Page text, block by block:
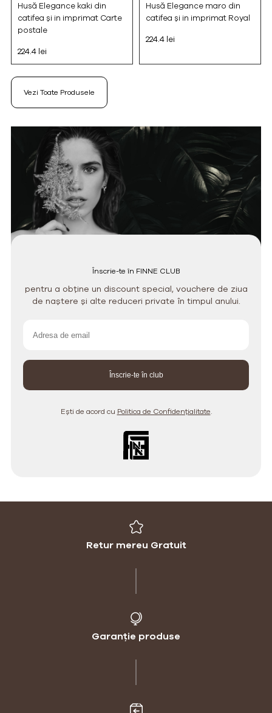
Husă Elegance kaki din
catifea și in imprimat Carte
postale
224.4 lei
Husă Elegance maro din
catifea și in imprimat Royal
224.4 lei
Vezi Toate Produsele
Înscrie-te în FINNE CLUB
pentru a obține un discount special, vouchere de ziua
de naștere și alte reduceri private în timpul anului.
Ești de acord cu Politica de Confidențialitate.
Retur mereu Gratuit
Garanție produse